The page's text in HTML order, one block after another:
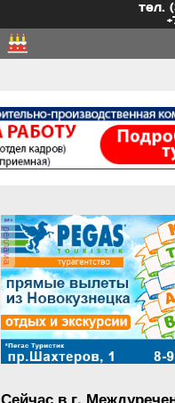
тел.
реклама
Сейчас в г.